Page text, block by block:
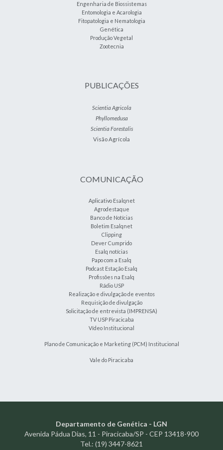
Engenharia de Biossistemas
Entomologia e Acarologia
Fitopatologia e Nematologia
Genética
Produção Vegetal
Zootecnia
PUBLICAÇÕES
Scientia Agricola
Phyllomedusa
Scientia Forestalis
Visão Agrícola
COMUNICAÇÃO
Aplicativo Esalqnet
Agrodestaque
Banco de Notícias
Boletim Esalqnet
Clipping
Dever Cumprido
Esalq notícias
Papo com a Esalq
Podcast Estação Esalq
Profissões na Esalq
Rádio USP
Realização e divulgação de eventos
Requisição de divulgação
Solicitação de entrevista (IMPRENSA)
TV USP Piracicaba
Vídeo Institucional
Plano de Comunicação e Marketing (PCM) Institucional
Vale do Piracicaba
Departamento de Genética - LGN
Avenida Pádua Dias, 11 - Piracicaba/SP - CEP 13418-900
Tel.: (19) 3447-8621